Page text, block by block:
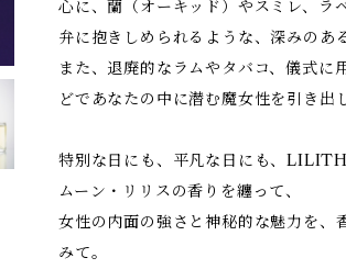
心に、蘭（オーキッド）やスミレ、ラ
弁に抱きしめられるような、深みのあ
また、退廃的なラムやタバコ、儀式に
どであなたの中に潜む魔女性を引き出
特別な日にも、平凡な日にも、
ムーン・リリスの香りを纏って、
女性の内面の強さと神秘的な魅力を、
みて。